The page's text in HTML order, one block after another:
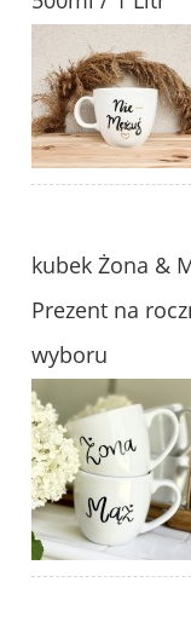
kubek Żona &
Prezent na
wyboru